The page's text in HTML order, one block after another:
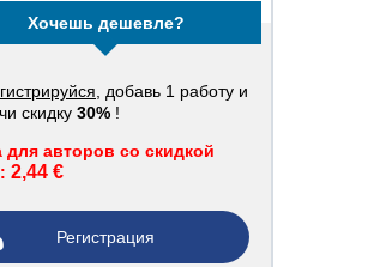
Хочешь дешевле?
, добавь 1 работу и
скидку 30% !
для авторов со скидкой
2,44 €
Регистрация